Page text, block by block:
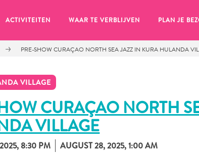
ACTIVITEITEN WAAR TE VERBLIJVEN PLAN JE
PRE-SHOW CURAÇAO NORTH SEA JAZZ IN KURA HULANDA
VILLAGE
CURAÇAO NORTH
VILLAGE
8:30 PM AUGUST 28, 2025, 1:00 AM
geen